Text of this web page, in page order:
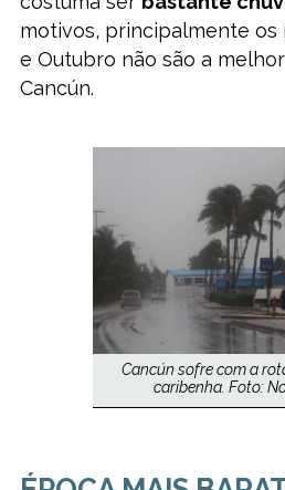
motivos, principalmente os
e Outubro não são a
Cancún.
Cancún sofre com a
caribenha. Foto: